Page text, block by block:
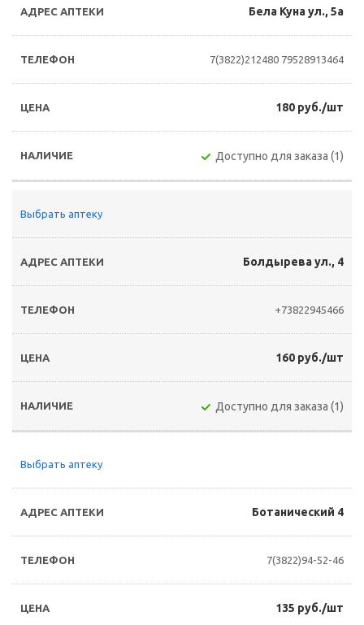
Бела Куна ул., 5а
7(3822)212480 79528913464
180 руб./шт
Доступно для заказа (1)
Выбрать аптеку
Болдырева ул., 4
+73822945466
160 руб./шт
Доступно для заказа (1)
Выбрать аптеку
Ботанический 4
7(3822)94-52-46
135 руб./шт